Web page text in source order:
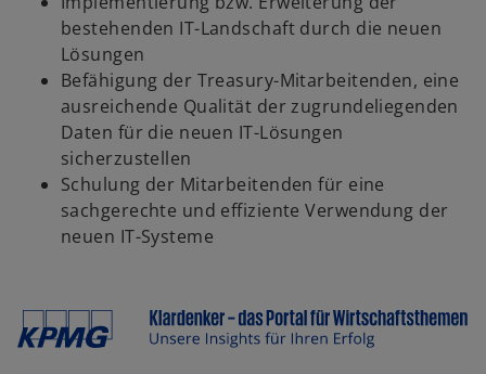
bestehenden IT-Landschaft durch die neuen
Lösungen
Befähigung der Treasury-Mitarbeitenden, eine
ausreichende Qualität der zugrundeliegenden
Daten für die neuen IT-Lösungen
sicherzustellen
Schulung der Mitarbeitenden für eine
sachgerechte und effiziente Verwendung der
neuen IT-Systeme